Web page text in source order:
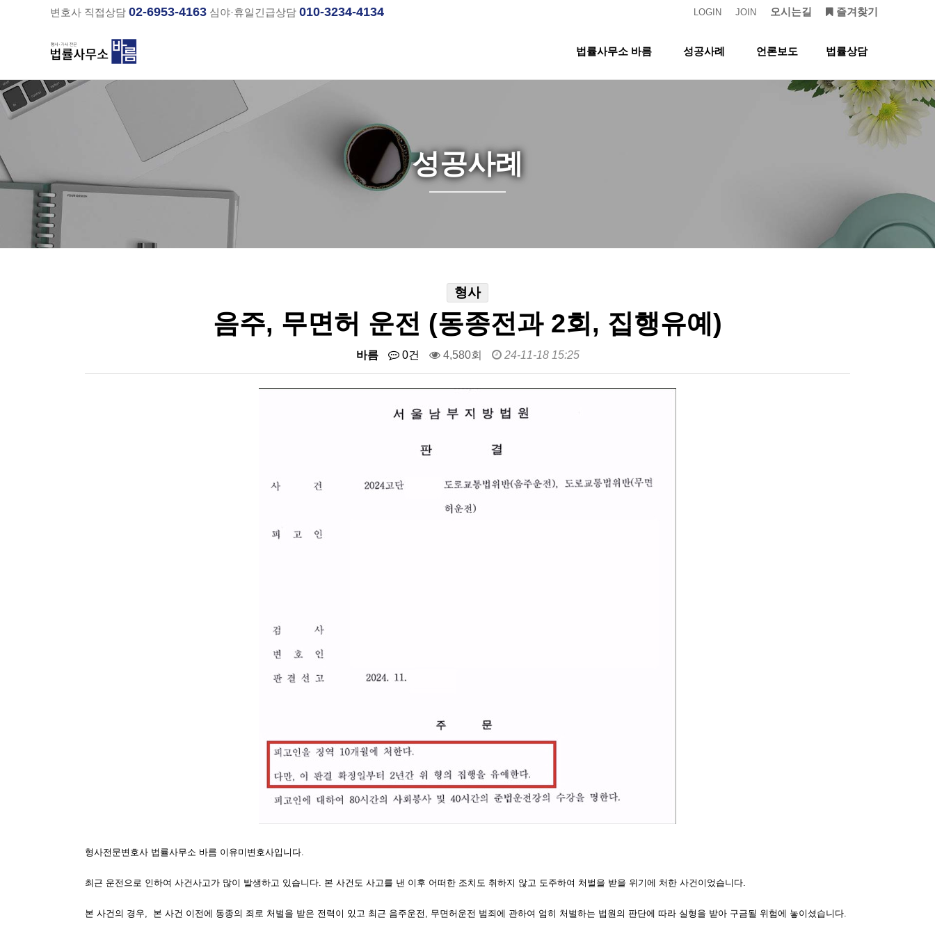
변호사 직접상담 02-6953-4163 심야·휴일긴급상담 010-3234-4134 즐겨찾기
오시는길
JOIN
LOGIN
법률사무소 바름 성공사례
하위분류
언론보도 법률상담
성공사례
형사
음주, 무면허 운전 (동종전과 2회, 집행유예)
바름 0건 4,580회 24-11-18 15:25
형사전문변호사 법률사무소 바름 이유미변호사입니다.
최근 운전으로 인하여 사건사고가 많이 발생하고 있습니다. 본 사건도 사고를 낸 이후 어떠한 조치도 취하지 않고 도주하여 처벌을 받을 위기에 처한 사건이었습니다.
본 사건의 경우, 본 사건 이전에 동종의 죄로 처벌을 받은 전력이 있고 최근 음주운전, 무면허운전 범죄에 관하여 엄히 처벌하는 법원의 판단에 따라 실형을 받아 구금될 위험에 놓이셨습니다.